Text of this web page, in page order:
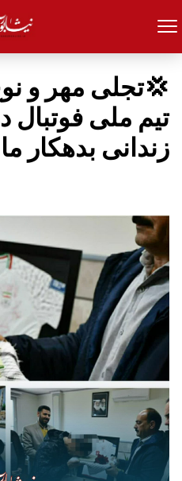
💢تجلی مهر و
زندانی بدهکار